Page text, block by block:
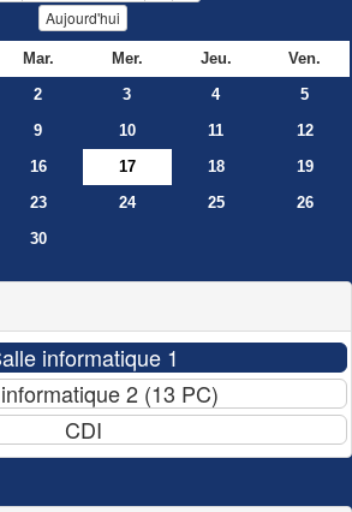
Aujourd'hui
Mar. Mer. Jeu.
Ven.
2 3 4
5
9 10 11
12
16 17 18
19
23 24 25
26
30